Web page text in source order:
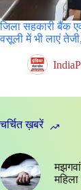
जिला सहकारी बैंक
वसूली में भी लाएं
चर्चित ख़बरें